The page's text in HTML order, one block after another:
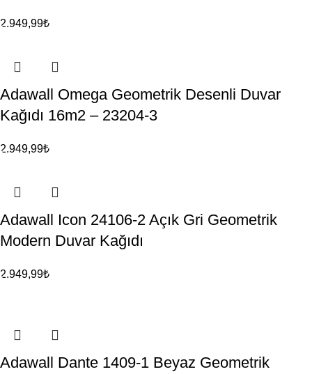
2.949,99₺
Adawall Omega Geometrik Desenli Duvar
Kağıdı 16m2 – 23204-3
2.949,99₺
Adawall Icon 24106-2 Açık Gri Geometrik
Modern Duvar Kağıdı
2.949,99₺
Adawall Dante 1409-1 Beyaz Geometrik